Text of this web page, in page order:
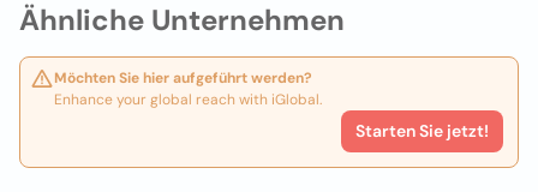
Ähnliche Unternehmen
Möchten Sie hier aufgeführt werden?
Enhance your global reach with iGlobal.
Starten Sie jetzt!